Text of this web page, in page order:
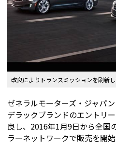
改良によりトランスミッションを刷新し
ゼネラルモーターズ・ジャパ
デラックブランドのエントリ
良し、2016年1月9日から全国
ラーネットワークで販売を開始